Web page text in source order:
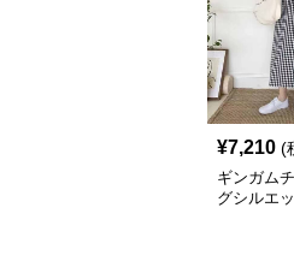
¥7,210 (
ギンガム
グシルエ